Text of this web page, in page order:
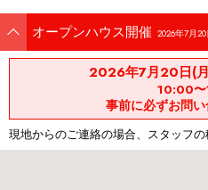
オープンハウス開催 2026年7月
2026年7月20日(
10:00
事前に必ずお問
現地からのご連絡の場合、スタッフの